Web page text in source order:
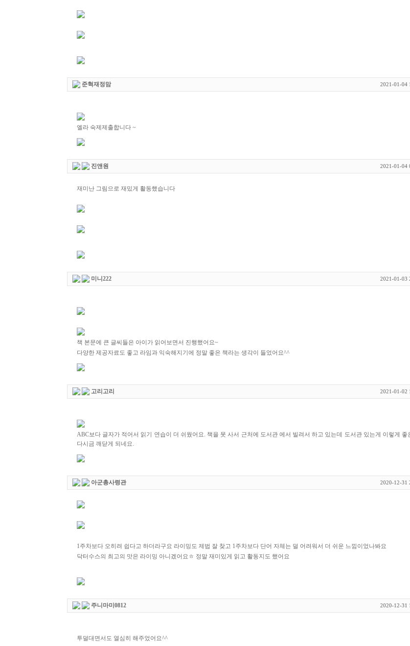
준혁재정맘 2021-01-04
엘라 숙제제출합니다 ~
진앤원 2021-01-04
재미난 그림으로 재밌게 활동했습니다
미니222 2021-01-03
책 본문에 큰 글씨들은 아이가 읽어보면서 진행했어요~
다양한 제공자료도 좋고 라임과 익숙해지기에 정말 좋은 책라는 생각이 들었어요^^
고리고리 2021-01-02
ABC보다 글자가 적어서 읽기 연습이 더 쉬웠어요. 책을 못 사서 근처에 도서관 에서 빌려서 하고 있는데 도서관 있는게 이렇게 좋
다시금 깨닫게 되네요.
아군총사령관 2020-12-31
1주차보다 오히려 쉽다고 하더라구요 라이밍도 제법 잘 찾고 1주차보다 단어 자체는 덜 어려워서 더 쉬운 느낌이었나봐요
닥터수스의 최고의 맛은 라이밍 아니겠어요ㅎ 정말 재미있게 읽고 활동지도 했어요
주니마미0812 2020-12-31
투덜대면서도 열심히 해주었어요^^